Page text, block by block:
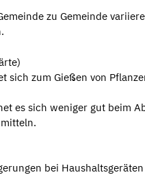
zu Gemeinde
sich zum Gießen von
es sich weniger gut beim
bei